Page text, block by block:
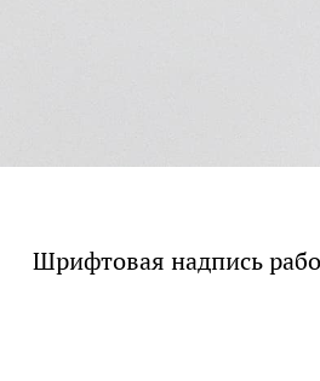
Шрифтовая надпись